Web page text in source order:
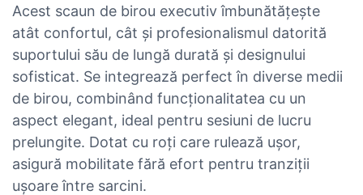
Acest scaun de birou executiv îmbunătățește
atât confortul, cât și profesionalismul datorită
suportului său de lungă durată și designului
sofisticat. Se integrează perfect în diverse medii
de birou, combinând funcționalitatea cu un
aspect elegant, ideal pentru sesiuni de lucru
prelungite. Dotat cu roți care rulează ușor,
asigură mobilitate fără efort pentru tranziții
ușoare între sarcini.